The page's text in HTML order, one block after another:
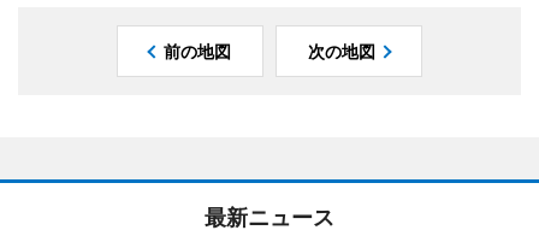
前の地図 次の地図
最新ニュース